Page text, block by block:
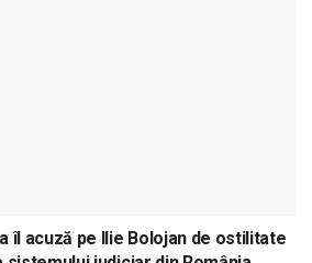
îl acuză pe Ilie Bolojan de ostilitate